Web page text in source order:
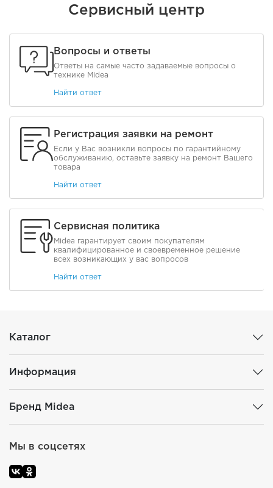
Сервисный центр
Вопросы и ответы
Ответы на самые часто задаваемые вопросы о
технике Midea
Найти ответ
Регистрация заявки на ремонт
Если у Вас возникли вопросы по гарантийному
обслуживанию, оставьте заявку на ремонт Вашего
товара
Найти ответ
Сервисная политика
Midea гарантирует своим покупателям
квалифицированное и своевременное решение
всех возникающих у вас вопросов
Найти ответ
Каталог
Информация
Бренд Midea
Мы в соцсетях